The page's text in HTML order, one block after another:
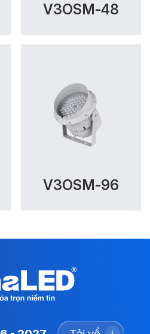
V3OSM-48
V3OSM-96